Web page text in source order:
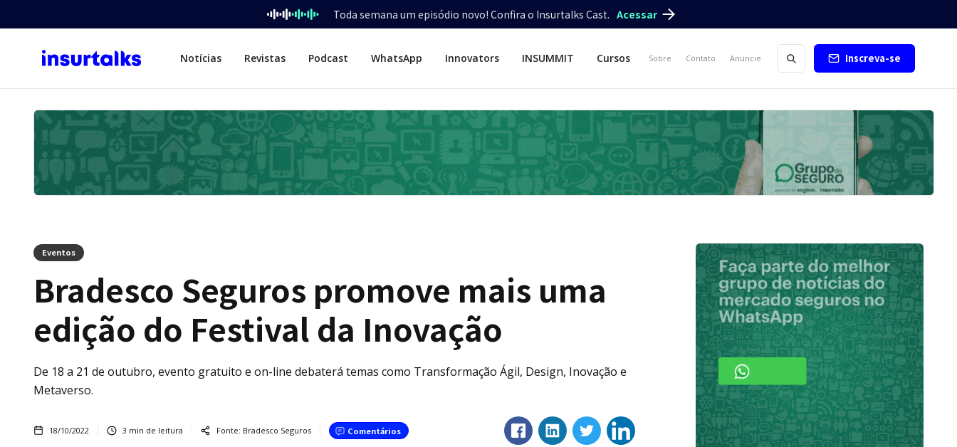
Toda semana um episódio novo! Confira o Insurtalks Cast. Acessar
Notícias Revistas Podcast WhatsApp Innovators INSUMMIT Cursos Sobre Contato Anuncie Inscreva-se
Eventos
Bradesco Seguros promove mais uma
edição do Festival da Inovação
De 18 a 21 de outubro, evento gratuito e on-line debaterá temas como Transformação Ágil, Design, Inovação e
Metaverso.
18/10/2022 3 min de leitura Fonte: Bradesco Seguros Comentários